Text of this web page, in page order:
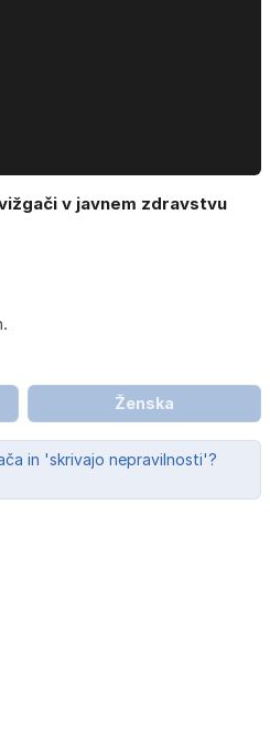
v javnem zdravstvu
Ženska
in 'skrivajo nepravilnosti'?